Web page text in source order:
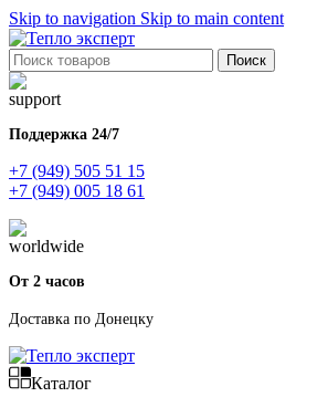
Skip to navigation Skip to main content
Поиск
Поддержка 24/7
+7 (949) 505 51 15
+7 (949) 005 18 61
От 2 часов
Доставка по Донецку
Каталог